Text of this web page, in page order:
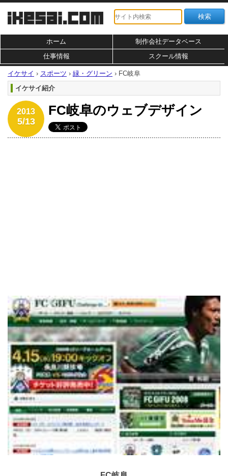
ホーム
制作会社データベース
仕事情報
スクール情報
イケサイ › スポーツ › 緑・グリーン › FC岐阜
イケサイ紹介
2013
5/13
FC岐阜のウェブデザイン